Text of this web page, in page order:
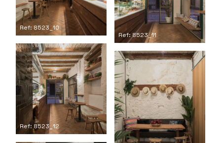
Ref: 8523_10
Ref: 8523_11
Ref: 8523_12